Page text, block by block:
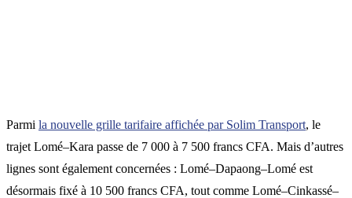
Parmi la nouvelle grille tarifaire affichée par Solim Transport, le
trajet Lomé–Kara passe de 7 000 à 7 500 francs CFA. Mais d’autres
lignes sont également concernées : Lomé–Dapaong–Lomé est
désormais fixé à 10 500 francs CFA, tout comme Lomé–Cinkassé–